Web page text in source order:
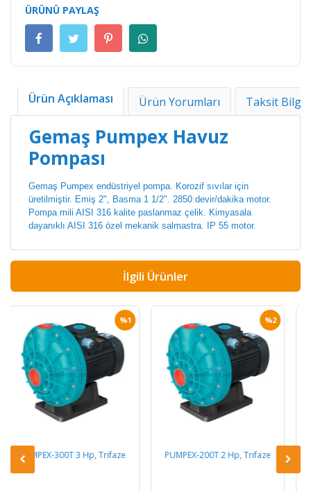
ÜRÜNÜ PAYLAŞ
Ürün Açıklaması Ürün Yorumları Taksit
Gemaş Pumpex Havuz
Pompası
Gemaş Pumpex endüstriyel pompa. Korozif sıvılar için
üretilmiştir. Emiş 2", Basma 1 1/2". 2850 devir/dakika motor.
Pompa mili AISI 316 kalite paslanmaz çelik. Kimyasala
dayanıklı AISI 316 özel mekanik salmastra. IP 55 motor.
İlgili Ürünler
Trifaze PUMPEX-200T 2 Hp, Trifaze
PUMPEX-200M 2 Hp,